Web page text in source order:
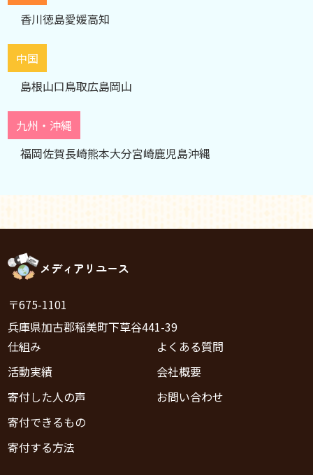
香川徳島愛媛高知
中国
島根山口鳥取広島岡山
九州・沖縄
福岡佐賀長崎熊本大分宮崎鹿児島沖縄
メディアリユース
〒675-1101
兵庫県加古郡稲美町下草谷441-39
仕組み
活動実績
寄付した人の声
寄付できるもの
寄付する方法
よくある質問
会社概要
お問い合わせ